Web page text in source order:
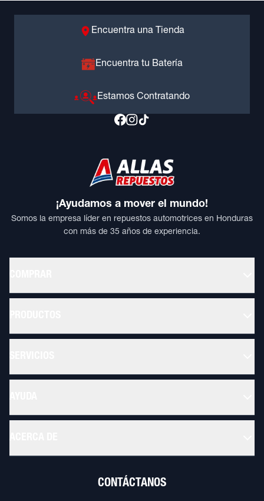
Encuentra una Tienda
Encuentra tu Batería
Estamos Contratando
¡Ayudamos a mover el mundo!
Somos la empresa líder en repuestos automotrices en Honduras
con más de 35 años de experiencia.
CONTÁCTANOS